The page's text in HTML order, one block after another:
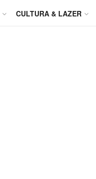
CULTURA & LAZER